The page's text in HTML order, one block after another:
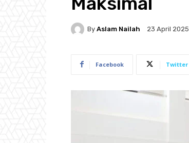
By Aslam Nailah 23 April 2025
Facebook Twitter